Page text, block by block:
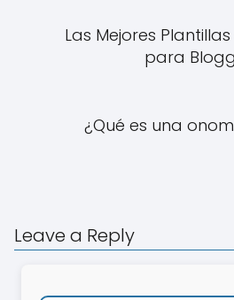
Las Mejores
para
¿Qué es una
Leave a Reply